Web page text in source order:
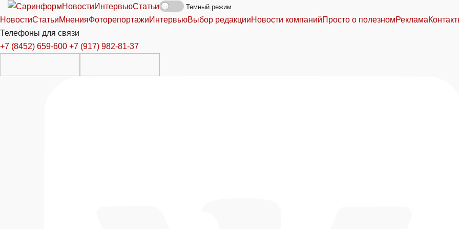
НовостиИнтервьюСтатьи Темный режим
НовостиСтатьиМненияФоторепортажиИнтервьюВыбор редакцииНовости компанийПросто о полезномРеклама
Телефоны для связи
+7 (8452) 659-600 +7 (917) 982-81-37